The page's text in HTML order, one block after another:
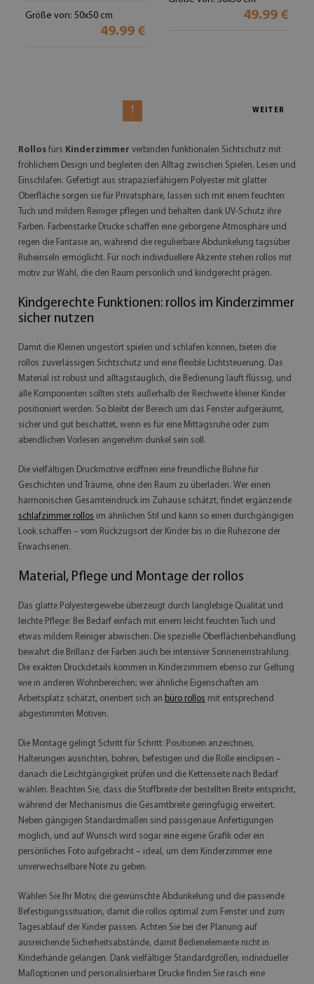
Größe von: 50x50 cm
49.99 €
49.99 €
1 WEITER
Rollos fürs Kinderzimmer verbinden funktionalen Sichtschutz mit
fröhlichem Design und begleiten den Alltag zwischen Spielen, Lesen und
Einschlafen. Gefertigt aus strapazierfähigem Polyester mit glatter
Oberfläche sorgen sie für Privatsphäre, lassen sich mit einem feuchten
Tuch und mildem Reiniger pflegen und behalten dank UV-Schutz ihre
Farben. Farbenstarke Drucke schaffen eine geborgene Atmosphäre und
regen die Fantasie an, während die regulierbare Abdunkelung tagsüber
Ruheinseln ermöglicht. Für noch individuellere Akzente stehen rollos mit
motiv zur Wahl, die den Raum persönlich und kindgerecht prägen.
Kindgerechte Funktionen: rollos im Kinderzimmer
sicher nutzen
Damit die Kleinen ungestört spielen und schlafen können, bieten die
rollos zuverlässigen Sichtschutz und eine flexible Lichtsteuerung. Das
Material ist robust und alltagstauglich, die Bedienung läuft flüssig, und
alle Komponenten sollten stets außerhalb der Reichweite kleiner Kinder
positioniert werden. So bleibt der Bereich um das Fenster aufgeräumt,
sicher und gut beschattet, wenn es für eine Mittagsruhe oder zum
abendlichen Vorlesen angenehm dunkel sein soll.
Die vielfältigen Druckmotive eröffnen eine freundliche Bühne für
Geschichten und Träume, ohne den Raum zu überladen. Wer einen
harmonischen Gesamteindruck im Zuhause schätzt, findet ergänzende
schlafzimmer rollos im ähnlichen Stil und kann so einen durchgängigen
Look schaffen – vom Rückzugsort der Kinder bis in die Ruhezone der
Erwachsenen.
Material, Pflege und Montage der rollos
Das glatte Polyestergewebe überzeugt durch langlebige Qualität und
leichte Pflege: Bei Bedarf einfach mit einem leicht feuchten Tuch und
etwas mildem Reiniger abwischen. Die spezielle Oberflächenbehandlung
bewahrt die Brillanz der Farben auch bei intensiver Sonneneinstrahlung.
Die exakten Druckdetails kommen in Kinderzimmern ebenso zur Geltung
wie in anderen Wohnbereichen; wer ähnliche Eigenschaften am
Arbeitsplatz schätzt, orientiert sich an büro rollos mit entsprechend
abgestimmten Motiven.
Die Montage gelingt Schritt für Schritt: Positionen anzeichnen,
Halterungen ausrichten, bohren, befestigen und die Rolle einclipsen –
danach die Leichtgängigkeit prüfen und die Kettenseite nach Bedarf
wählen. Beachten Sie, dass die Stoffbreite der bestellten Breite entspricht,
während der Mechanismus die Gesamtbreite geringfügig erweitert.
Neben gängigen Standardmaßen sind passgenaue Anfertigungen
möglich, und auf Wunsch wird sogar eine eigene Grafik oder ein
persönliches Foto aufgebracht – ideal, um dem Kinderzimmer eine
unverwechselbare Note zu geben.
Wählen Sie Ihr Motiv, die gewünschte Abdunkelung und die passende
Befestigungssituation, damit die rollos optimal zum Fenster und zum
Tagesablauf der Kinder passen. Achten Sie bei der Planung auf
ausreichende Sicherheitsabstände, damit Bedienelemente nicht in
Kinderhände gelangen. Dank vielfältiger Standardgrößen, individueller
Maßoptionen und personalisierbarer Drucke finden Sie rasch eine